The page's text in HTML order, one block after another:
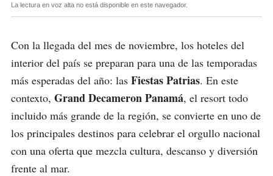
La lectura en voz alta no está disponible en este navegador.
Con la llegada del mes de noviembre, los hoteles del
interior del país se preparan para una de las temporadas
más esperadas del año: las Fiestas Patrias. En este
contexto, Grand Decameron Panamá, el resort todo
incluido más grande de la región, se convierte en uno de
los principales destinos para celebrar el orgullo nacional
con una oferta que mezcla cultura, descanso y diversión
frente al mar.